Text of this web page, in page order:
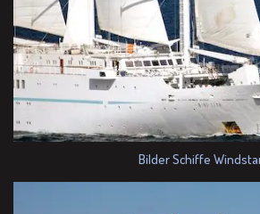
Bilder Schiffe